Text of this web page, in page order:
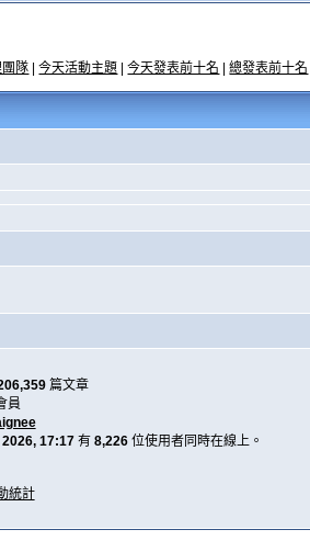
隊 |今天活動主題 |今天發表前十名 |總發表前十名
篇文章
員
17:17 有 8,226位使用者同時在線上。
統計